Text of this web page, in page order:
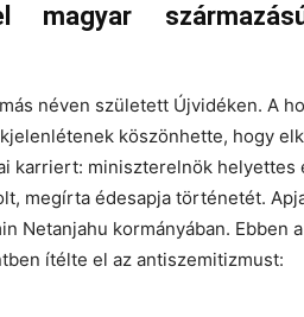
magyar
néven született Újvidéken. A
köszönhette, hogy
karriert: miniszterelnök helyettes
megírta édesapja történetét.
Netanjahu kormányában. Ebben
ítélte el az antiszemitizmust: